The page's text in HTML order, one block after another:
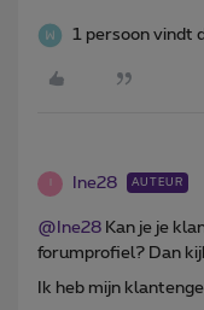
1 persoon vindt
Ine28 AUTEUR
@Ine28 Kan je je
forumprofiel? Dan
Ik heb mijn